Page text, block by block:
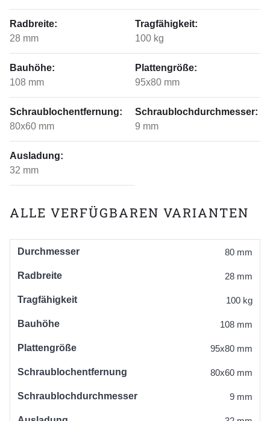
Radbreite:
28 mm
Tragfähigkeit:
100 kg
Bauhöhe:
108 mm
Plattengröße:
95x80 mm
Schraublochentfernung:
80x60 mm
Schraublochdurchmesser:
9 mm
Ausladung:
32 mm
ALLE VERFÜGBAREN VARIANTEN
Durchmesser 80 mm
Radbreite 28 mm
Tragfähigkeit 100 kg
Bauhöhe 108 mm
Plattengröße 95x80 mm
Schraublochentfernung 80x60 mm
Schraublochdurchmesser 9 mm